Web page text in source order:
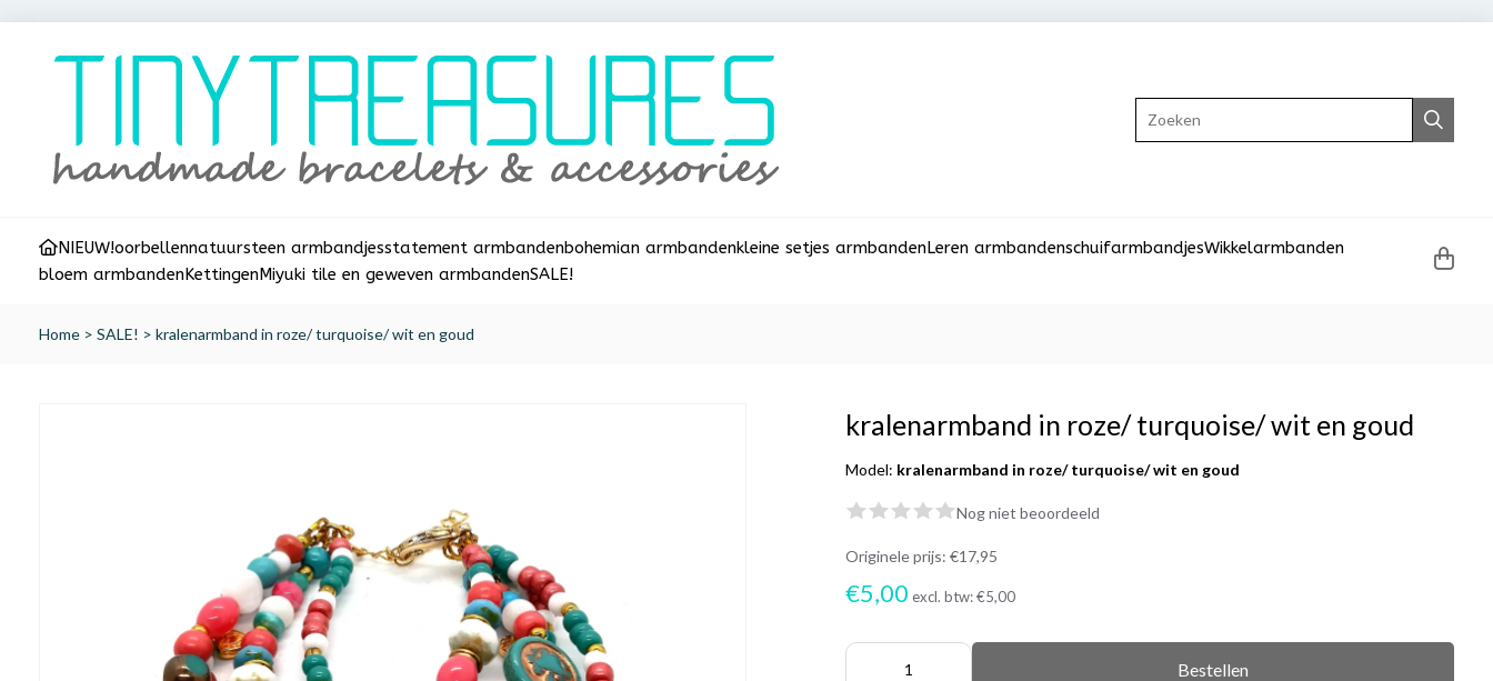
NIEUW!oorbellennatuursteen armbandjesstatement armbandenbohemian armbandenkleine setjes armbandenLeren armbandenschuifarmbandjesWikkelarmbanden
bloem armbandenKettingenMiyuki tile en geweven armbandenSALE!
Home > SALE! > kralenarmband in roze/ turquoise/ wit en goud
kralenarmband in roze/ turquoise/ wit en goud
Model: kralenarmband in roze/ turquoise/ wit en goud
Nog niet beoordeeld
Originele prijs:€17,95
€5,00 excl. btw:€5,00
Bestellen